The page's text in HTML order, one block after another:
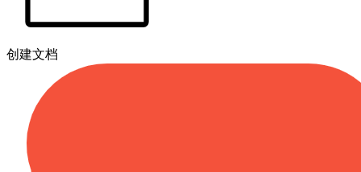
创建文档